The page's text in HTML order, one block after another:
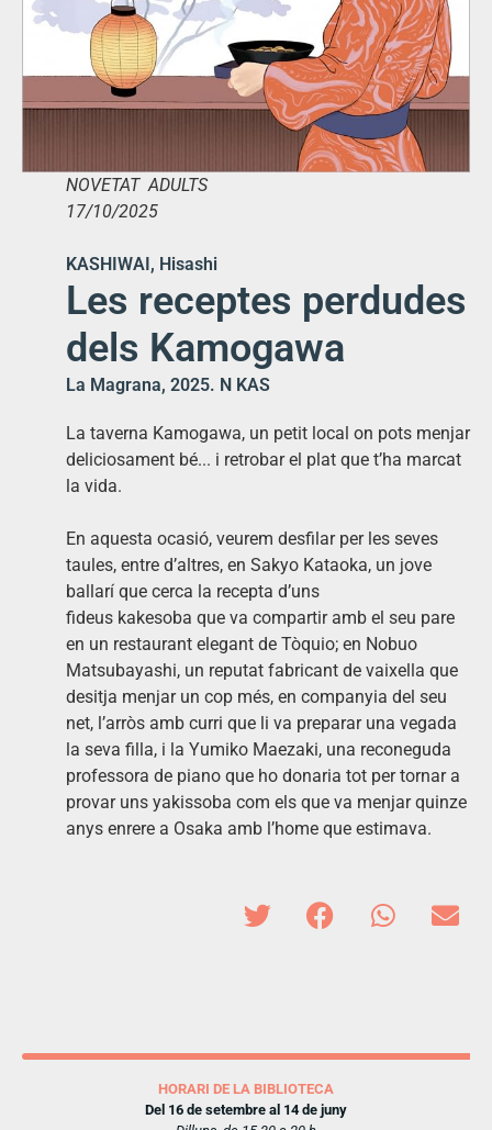
NOVETAT ADULTS
17/10/2025
KASHIWAI, Hisashi
Les receptes perdudes
dels Kamogawa
La Magrana, 2025. N KAS
La taverna Kamogawa, un petit local on pots menjar
deliciosament bé... i retrobar el plat que t’ha marcat
la vida.
En aquesta ocasió, veurem desfilar per les seves
taules, entre d’altres, en Sakyo Kataoka, un jove
ballarí que cerca la recepta d’uns
fideus kakesoba que va compartir amb el seu pare
en un restaurant elegant de Tòquio; en Nobuo
Matsubayashi, un reputat fabricant de vaixella que
desitja menjar un cop més, en companyia del seu
net, l’arròs amb curri que li va preparar una vegada
la seva filla, i la Yumiko Maezaki, una reconeguda
professora de piano que ho donaria tot per tornar a
provar uns yakissoba com els que va menjar quinze
anys enrere a Osaka amb l’home que estimava.
HORARI DE LA BIBLIOTECA
Del 16 de setembre al 14 de juny